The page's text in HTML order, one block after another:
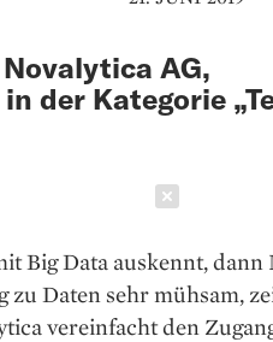
AG,
der Kategorie
Big Data auskennt,
zu Daten sehr mühsam,
vereinfacht den